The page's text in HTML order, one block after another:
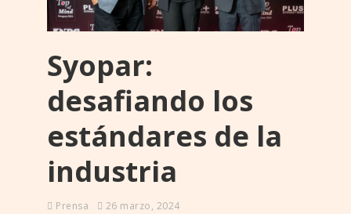
Syopar:
desafiando los
estándares de la
industria
Prensa 26 marzo, 2024